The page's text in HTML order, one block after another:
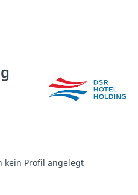
kein Profil angelegt